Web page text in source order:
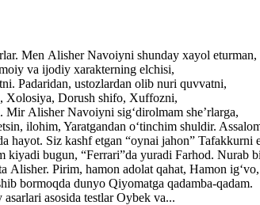
Men Alisher Navoiyni shunday xayol eturman,
va ijodiy xarakterning elchisi,
Padaridan, ustozlardan olib nuri quvvatni,
Xolosiya, Dorush shifo, Xuffozni,
Alisher Navoiyni sig‘dirolmam she’rlarga,
ilohim, Yaratgandan o‘tinchim shuldir.
hayot. Siz kashf etgan “oynai jahon” Tafakkurni
bugun, “Ferrari”da yuradi Farhod. Nurab
Alisher. Pirim, hamon adolat qahat, Hamon
bormoqda dunyo Qiyomatga qadamba-qadam.
asosida testlar Oybek va...